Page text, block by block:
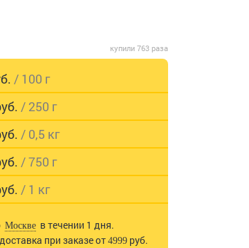
купили 763 раза
/ 100 г
/ 250 г
/ 0,5 кг
/ 750 г
/ 1 кг
Москве в течении 1 дня.
при заказе от4999руб.